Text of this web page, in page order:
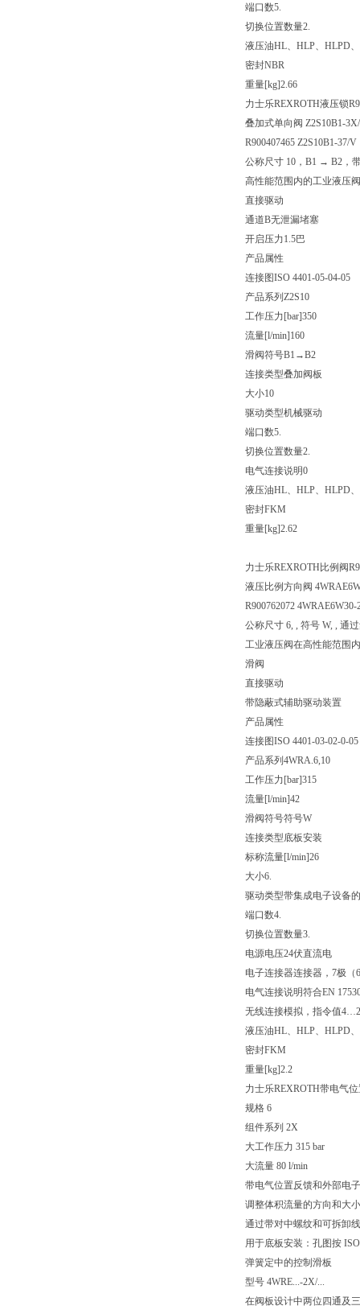
端口数5.
切换位置数量2.
液压油HL、HLP、HLPD
密封NBR
重量[kg]2.66
力士乐REXROTH液压锁
叠加式单向阀 Z2S10B1-
R900407465 Z2S10B1-37/V
公称尺寸 10，B1 → B2，
高性能范围内的工业液压
直接驱动
通道B无泄漏堵塞
开启压力1.5巴
产品属性
连接图ISO 4401-05-04-05
产品系列 Z2S10
工作压力[bar]350
流量[l/min]160
滑阀符号B1→B2
连接类型叠加阀板
大小10
驱动类型机械驱动
端口数5.
切换位置数量2.
电气连接说明0
液压油HL、HLP、HLPD
密封FKM
重量[kg]2.62
力士乐REXROTH比例阀
液压比例方向阀
R900762072
公称尺寸 6, , 符号 W, , 通
工业液压阀在高性能范围
滑阀
直接驱动
带隐蔽式辅助驱动装置
产品属性
连接图ISO 4401-03-02-0-05
产品系列 4WRA.6,10
工作压力[bar]315
流量[l/min]42
滑阀符号符号W
连接类型底板安装
标称流量[l/min]26
大小6.
驱动类型带集成电子设备
端口数4.
切换位置数量3.
电源电压24伏直流电
电子连接器连接器，7极（
电气连接说明符合EN
无线连接模拟，指令值
液压油HL、HLP、HLPD
密封FKM
重量[kg]2.2
力士乐REXROTH带电气
规格 6
组件系列 2X
大工作压力 315 bar
大流量 80 l/min
带电气位置反馈和外部电
调整体积流量的方向和大小
通过带对中螺纹和可拆卸
用于底板安装：孔图按
弹簧定中的控制滑板
型号 4WRE...-2X/...
在阀板设计中两位四通及